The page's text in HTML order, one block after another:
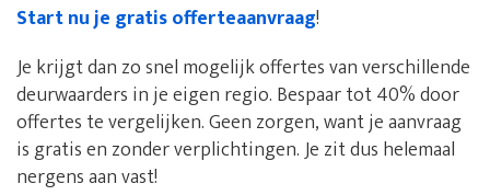
Start nu je gratis offerteaanvraag!
Je krijgt dan zo snel mogelijk offertes van verschillende
deurwaarders in je eigen regio. Bespaar tot 40% door
offertes te vergelijken. Geen zorgen, want je aanvraag
is gratis en zonder verplichtingen. Je zit dus helemaal
nergens aan vast!